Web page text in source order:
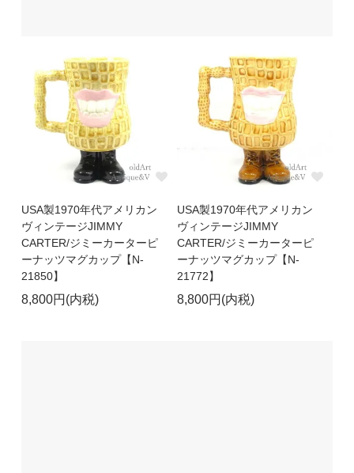
USA製1970年代アメリカン
ヴィンテージJIMMY
CARTER/ジミーカーターピ
ーナッツマグカップ【N-
21850】
8,800円(内税)
USA製1970年代アメリカン
ヴィンテージJIMMY
CARTER/ジミーカーターピ
ーナッツマグカップ【N-
21772】
8,800円(内税)